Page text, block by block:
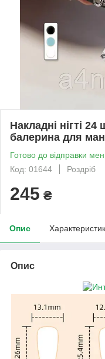
Накладні нігті 24
балерина для
Готово до відправки
Код: 01644
Роздріб
245 ₴
Опис
Опис